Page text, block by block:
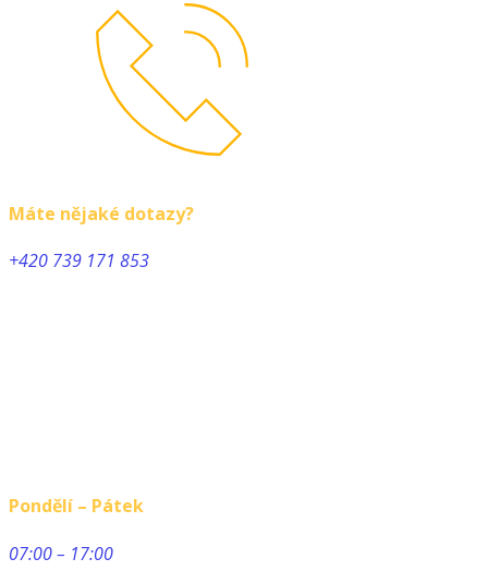
Máte nějaké dotazy?
+420 739 171 853
Pondělí – Pátek
07:00 – 17:00